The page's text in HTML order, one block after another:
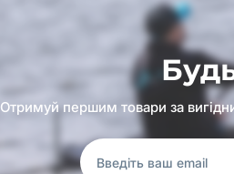
Отримуй першим товари за